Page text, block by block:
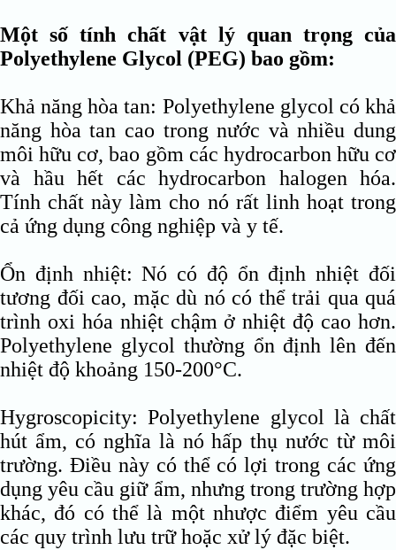
Một số tính chất vật lý quan trọng của
Polyethylene Glycol (PEG) bao gồm:
Khả năng hòa tan: Polyethylene glycol có khả
năng hòa tan cao trong nước và nhiều dung
môi hữu cơ, bao gồm các hydrocarbon hữu cơ
và hầu hết các hydrocarbon halogen hóa.
Tính chất này làm cho nó rất linh hoạt trong
cả ứng dụng công nghiệp và y tế.
Ổn định nhiệt: Nó có độ ổn định nhiệt đối
tương đối cao, mặc dù nó có thể trải qua quá
trình oxi hóa nhiệt chậm ở nhiệt độ cao hơn.
Polyethylene glycol thường ổn định lên đến
nhiệt độ khoảng 150-200°C.
Hygroscopicity: Polyethylene glycol là chất
hút ẩm, có nghĩa là nó hấp thụ nước từ môi
trường. Điều này có thể có lợi trong các ứng
dụng yêu cầu giữ ẩm, nhưng trong trường hợp
khác, đó có thể là một nhược điểm yêu cầu
các quy trình lưu trữ hoặc xử lý đặc biệt.